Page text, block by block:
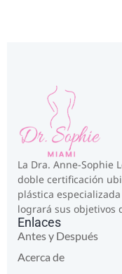
La Dra. Anne-Sophie
doble certificación
plástica
logrará sus objetivos
Enlaces
Antes y Después
Acerca de